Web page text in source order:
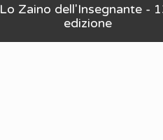
Lo Zaino dell'Insegnante -
edizione